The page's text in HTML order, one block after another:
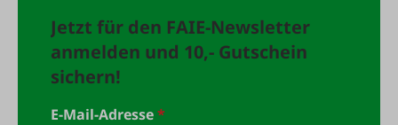
Jetzt für den FAIE-Newsletter
anmelden und 10,- Gutschein
sichern!
E-Mail-Adresse*